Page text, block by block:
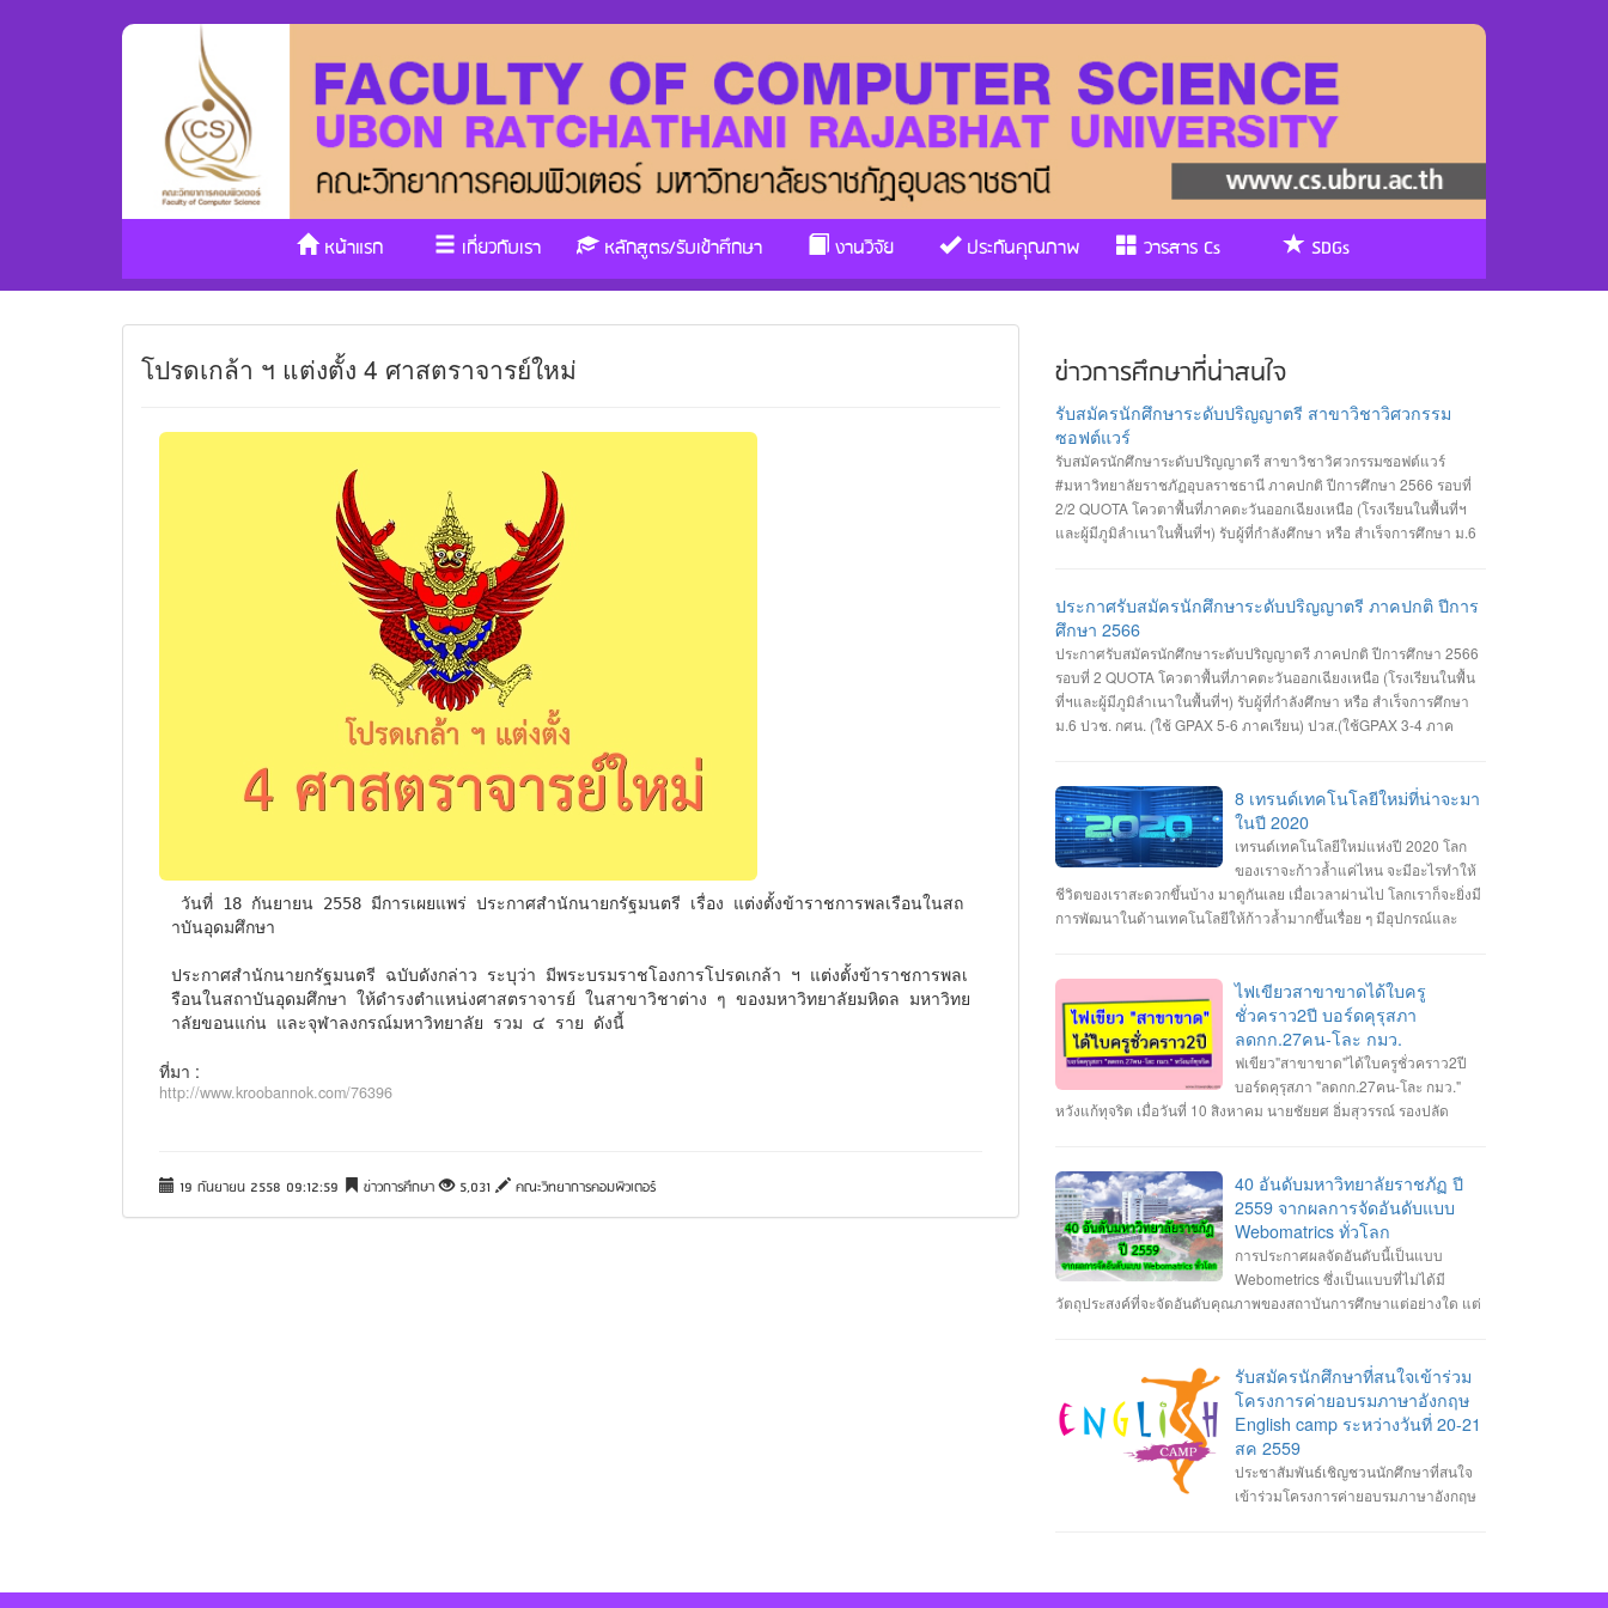
หน้าแรก เกี่ยวกับเรา หลักสูตร/รับเข้าศึกษา งานวิจัย ประกันคุณภาพ วารสาร Cs SDGs
โปรดเกล้า ฯ แต่งตั้ง 4 ศาสตราจารย์ใหม่
าบันอุดมศึกษา
ประกาศสำนักนายกรัฐมนตรี ฉบับดังกล่าว ระบุว่า มีพระบรมราชโองการโปรดเกล้า ฯ แต่งตั้งข้าราชการพลเ
รือนในสถาบันอุดมศึกษา ให้ดำรงตำแหน่งศาสตราจารย์ ในสาขาวิชาต่าง ๆ ของมหาวิทยาลัยมหิดล มหาวิทย
าลัยขอนแก่น และจุฬาลงกรณ์มหาวิทยาลัย รวม ๔ ราย ดังนี้
ที่มา :
http://www.kroobannok.com/76396
19 กันยายน 2558 09:12:59 ข่าวการศึกษา 5,031 คณะวิทยาการคอมพิวเตอร์
ข่าวการศึกษาที่น่าสนใจ
รับสมัครนักศึกษาระดับปริญญาตรี สาขาวิชาวิศวกรรม
ซอฟต์แวร์
รับสมัครนักศึกษาระดับปริญญาตรี สาขาวิชาวิศวกรรมซอฟต์แวร์
#มหาวิทยาลัยราชภัฏอุบลราชธานี ภาคปกติ ปีการศึกษา 2566 รอบที่
2/2 QUOTA โควตาพื้นที่ภาคตะวันออกเฉียงเหนือ (โรงเรียนในพื้นที่ฯ
และผู้มีภูมิลำเนาในพื้นที่ฯ) รับผู้ที่กำลังศึกษา หรือ สำเร็จการศึกษา ม.6
https://admission.ubru.ac.th/ รายละเอียด เกณฑ์ คุณสมบัติ การรับ
สมัคร https://misdoc.ubru.ac.th/tcas.../anouncement2566_21_3.pdf
ประกาศรับสมัครนักศึกษาระดับปริญญาตรี ภาคปกติ ปีการ
ศึกษา 2566
ประกาศรับสมัครนักศึกษาระดับปริญญาตรี ภาคปกติ ปีการศึกษา 2566
รอบที่ 2 QUOTA โควตาพื้นที่ภาคตะวันออกเฉียงเหนือ (โรงเรียนในพื้น
ที่ฯและผู้มีภูมิลำเนาในพื้นที่ฯ) รับผู้ที่กำลังศึกษา หรือ สำเร็จการศึกษา
ม.6 ปวช. กศน. (ใช้ GPAX 5-6 ภาคเรียน) ปวส.(ใช้GPAX 3-4 ภาค
วิศวกรรมซอฟต์แวร์ เปิดรับสมัครวันที่ 1-11 เมษายน 2566 สมัคร
Online ผ่านเว็บไซต์ https://admission.ubru.ac.th/ รายละเอียด เกณฑ์
คุณสมบัติ การรับสมัคร
https://misdoc.ubru.ac.th/tcas.../anouncement2566_22_7.pdf ติดต่อ
สอบถาม 045-352-000 ต่อ 5601 หรือ 045-352-144, 045-352-147
8 เทรนด์เทคโนโลยีใหม่ที่น่าจะมา
ในปี 2020
เทรนด์เทคโนโลยีใหม่แห่งปี 2020 โลก
ของเราจะก้าวล้ำแค่ไหน จะมีอะไรทำให้
ชีวิตของเราสะดวกขึ้นบ้าง มาดูกันเลย เมื่อเวลาผ่านไป โลกเราก็จะยิ่งมี
การพัฒนาในด้านเทคโนโลยีให้ก้าวล้ำมากขึ้นเรื่อย ๆ มีอุปกรณ์และ
เรื่อย ๆ ตามกาลเวลา และเนื่องจากเรากำลังจะก้าวเข้าสู่ปี 2020 ก็ถือว่า
เป็นโอกาสดีที่เราจะได้มาคาดการณ์อนาคตกันว่าในปี 2020 นี้เราน่าจะ
ได้เห็นเทคโนโลยีอะไรใหม่ ๆ เกิดขึ้นมาบ้าง ไปดูกันเลยกับ 8 เทรนด์
เทคโนโลยีใหม่แห่งปี 2020 1. เครือข่ายมือถือ 5G เทคโนโลยี 5G ที่จะ
ทำให้โลกของเราก้าวเข้าไปสู่ยุคของ Internet of Things โลกที่ทุกสิ่งทุก
อย่างเชื่อมต่ออินเทอร์เน็ต ซึ่งเครือข่าย 5G จะเริ่มถูกนำมาใช้งานกัน
เทคโนโลยี 5G นั้นจะมีการพัฒนาประสิทธิภาพจาก 4G ในหลาย ๆ ด้าน
ทั้งความเร็วสูงสุดที่มากกว่า รองรับจำนวนอุปกรณ์เชื่อมต่อในพื้นที่
เดียวกันมากขึ้น มีความเสถียรในการเชื่อมต่อมากกว่าเดิม ประหยัด
พลังงานมากขึ้น ตอบสนองได้เร็วขึ้น รวมทั้งการใช้งาน eSIM ก็จะแพร่
หลายมากขึ้นด้วยเช่นกัน 2. AI กับหุ่นยนต์ เทคโนโลยี AI นั้นเริ่มถูกนำมา
ใช้เป็นฟีเจอร์ต่าง ๆ ในมือถือมาสักระยะแล้ว และในปี 2020 นี้ก็น่าจะถูก
เอง โดยไม่ต้องรอคำสั่งการจากมนุษย์ตลอดเวลา นอกจากนี้เครื่องใช้
ไฟฟ้าในบ้านและอุปกรณ์ต่าง ๆ ในชีวิตประจำวันที่เป็น IoT และมี AI ใน
ตัวก็จะแพร่หลายมากยิ่งขึ้นด้วยเช่นกัน 3. Automation ที่ล้ำกว่าเดิม
Automation คือระบบอัตโนมัติที่ใช้อุปกรณ์หรือเครื่องจักรทำงานได้เอง
แทนมนุษย์ ซึ่งในปี 2020 เราอาจจะได้เห็นสิ่งเหล่านี้มาอำนวยความ
สะดวกในชีวิตประจำวันมากยิ่งขึ้น และใช้แรงงานมนุษย์น้อยลง เช่น
ไฟเขียวสาขาขาดได้ใบครู
ชั่วคราว2ปี บอร์ดคุรุสภา
ลดกก.27คน-โละ กมว.
ฟเขียว"สาขาขาด"ได้ใบครูชั่วคราว2ปี
บอร์ดคุรุสภา "ลดกก.27คน-โละ กมว."
หวังแก้ทุจริต เมื่อวันที่ 10 สิงหาคม นายชัยยศ อิ่มสุวรรณ์ รองปลัด
รัฐมนตรีว่าการศธ. เป็นประธาน มีมติเห็นชอบให้คุรุสภาปรับแก้
พ.ร.บ.สภาครูและบุคลากรทางการศึกษา พ.ศ.2546 นั้น ขณะนี้คุรุสภา
แก้ไขรายละเอียดและเตรียมเสนอร่างพ.ร.บ.สภาครูฯ ฉบับปรับปรุง ให้ที่
ประชุมคณะกรรมการคุรุสภา พิจารณาในวันที่ 29 สิงหาคมนี้ โดยสาระ
สำคัญที่ปรับแก้ จะมีปัญหาและอุปสรรคใน 2 ประเด็นใหญ่ คือ ภาพ
ลักษณ์ของกรรมการคุรุสภา ไม่ส่งผลต่อประสิทธิภาพการดำเนินงาน
คุรุสภาไม่สมดุล และมีที่มาไม่โปร่งใส รวมถึงยังมีความซ้ำซ้อน และไม่
ชัดเจนในอำนาจหน้าที่ของคณะกรรมการคุรุสภา และคณะกรรมการ
มาตรฐานวิชาชีพ (กมว.) ดังนั้น จึงเสนอแนวทางแก้ไข โดยปรับลด
สัดส่วนกรรมการคุรุสภาให้เหมาะสม จาก 39 เหลือ 27 คน แต่ยังคงมี
ตัวแทนจากทุกภาคส่วนตามหลักของสภาวิชาชีพ เพิ่มอายุสูงสุดใน
คุณสมบัติของกรรมการไม่เกิน 70 ปี และยกเลิกกมว. โดยเพิ่มคณะ
http://www.kruwandee.com/news-id32397.html
40 อันดับมหาวิทยาลัยราชภัฏ ปี
2559 จากผลการจัดอันดับแบบ
Webomatrics ทั่วโลก
การประกาศผลจัดอันดับนี้เป็นแบบ
Webometrics ซึ่งเป็นแบบที่ไม่ได้มี
วัตถุประสงค์ที่จะจัดอันดับคุณภาพของสถาบันการศึกษาแต่อย่างใด แต่
ทางวิชาการที่เผยแพร่บนอินเตอร์เน็ต นอกเหนือจากการวัดด้วยดัชนี
การตีพิมพ์ผลงานวิจัยและการอ้างอิงผลงานวิจัย แบบที่เรารู้จักกันดี ที่
เรียกว่า bibliometric indicators เท่านั้น หรือมองอีกแง่หนึ่งก็คือ วัด
ความสามารถในการเป็น "มหาวิทยาลัยอิเล็กทรอนิกส์ (E-university)"
รับสมัครนักศึกษาที่สนใจเข้าร่วม
โครงการค่ายอบรมภาษาอังกฤษ
English camp ระหว่างวันที่ 20-21
สค 2559
ประชาสัมพันธ์เชิญชวนนักศึกษาที่สนใจ
เข้าร่วมโครงการค่ายอบรมภาษาอังกฤษ
สารสนเทศติดต่อรับใบสมัครได้ที่อาจารย์อาจารย์ขนิษฐา อินทะแสง